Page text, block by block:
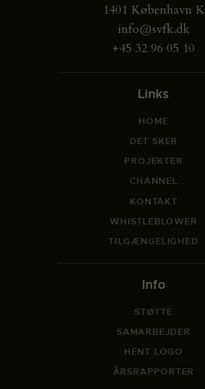
1401 København K
info@svfk.dk
+45 32 96 05 10
Links
HOME
DET SKER
PROJEKTER
CHANNEL
KONTAKT
WHISTLEBLOWER
TILGÆNGELIGHED
Info
STØTTE
SAMARBEJDER
HENT LOGO
ÅRSRAPPORTER